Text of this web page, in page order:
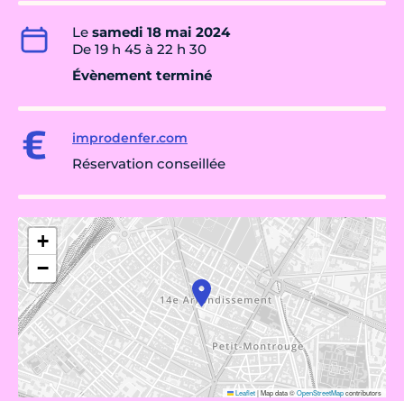
Le samedi 18 mai 2024
De 19 h 45 à 22 h 30
Évènement terminé
improdenfer.com
Réservation conseillée
+
−
Leaflet|Map data ©OpenStreetMapcontributors